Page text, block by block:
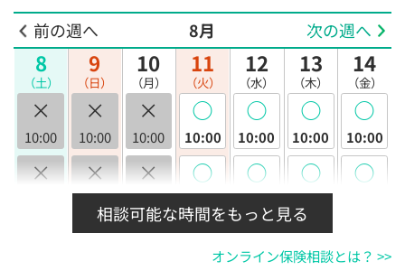
前の週へ 8月 次の週へ
8
（土）
×
10:00
×
9
（日）
×
10:00
×
10:30
×
10
（月）
×
10:00
×
10:30
×
11
（火）
◯
10:00
◯
10:30
◯
11:00
12
（水）
◯
10:00
◯
10:30
◯
11:00
13
（木）
◯
10:00
◯
10:30
◯
11:00
14
（金）
◯
10:00
◯
11:00
相談可能な時間をもっと見る
オンライン保険相談とは？ >>